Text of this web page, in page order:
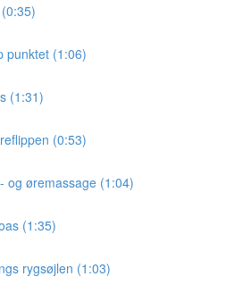
punktet (1:06)
(1:31)
(0:53)
og øremassage (1:04)
(1:35)
rygsøjlen (1:03)